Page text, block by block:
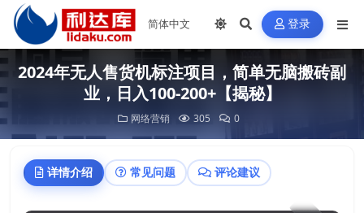
登录
2024年无人售货机标注项目，简单无脑搬砖副
业，日入100-200+【揭秘】
网络营销 305 0
详情介绍 常见问题 评论建议